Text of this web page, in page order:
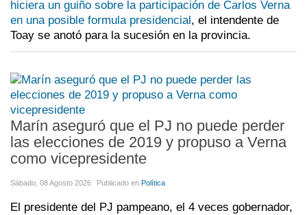
hiciera un guiño sobre la participación de Carlos Verna
en una posible formula presidencial, el intendente de
Toay se anotó para la sucesión en la provincia.
Marín aseguró que el PJ no puede perder
las elecciones de 2019 y propuso a Verna
como vicepresidente
Sábado, 08 Agosto 2026 Publicado en Política
El presidente del PJ pampeano, el 4 veces gobernador,